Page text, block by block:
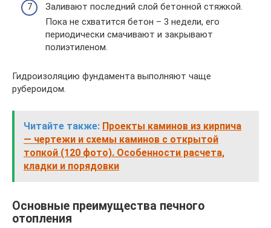
Заливают последний слой бетонной стяжкой.
Пока не схватится бетон – 3 недели, его
периодически смачивают и закрывают
полиэтиленом.
Гидроизоляцию фундамента выполняют чаще
рубероидом.
Читайте также: Проекты каминов из кирпича
— чертежи и схемы каминов с открытой
топкой (120 фото). Особенности расчета,
кладки и порядовки
Основные преимущества печного
отопления